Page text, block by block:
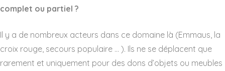
complet ou partiel ?
Il y a de nombreux acteurs dans ce domaine là (Emmaus, la
croix rouge, secours populaire … ). Ils ne se déplacent que
rarement et uniquement pour des dons d’objets ou meubles